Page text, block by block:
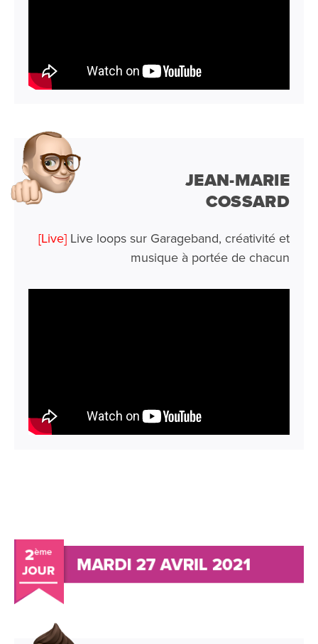
JEAN-MARIE
COSSARD
[Live] Live loops sur Garageband, créativité et
musique à portée de chacun